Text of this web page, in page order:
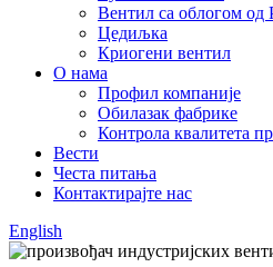
Вентил са облогом од
Цедиљка
Криогени вентил
О нама
Профил компаније
Обилазак фабрике
Контрола квалитета
Вести
Честа питања
Контактирајте нас
English